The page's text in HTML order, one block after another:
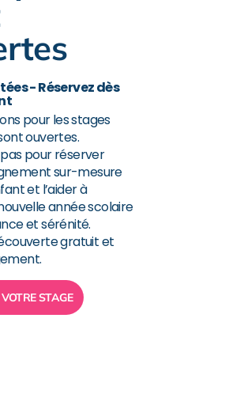
- Réservez dès
pour les stages
ouvertes.
pour réserver
sur-mesure
et l’aider à
année scolaire
et sérénité.
gratuit et
STAGE